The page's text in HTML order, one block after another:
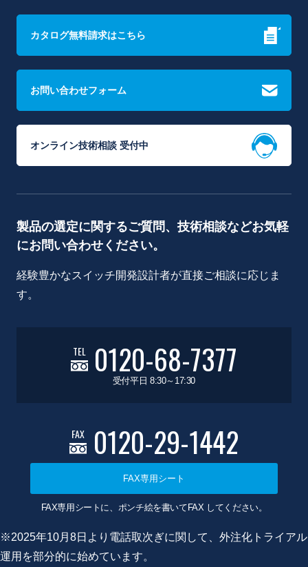
カタログ無料請求はこちら
お問い合わせフォーム
オンライン技術相談 受付中
製品の選定に関するご質問、技術相談などお気軽
にお問い合わせください。
経験豊かなスイッチ開発設計者が直接ご相談に応じま
す。
TEL 0120-68-7377
受付平日 8:30～17:30
FAX 0120-29-1442
FAX専用シート
FAX専用シートに、ポンチ絵を書いてFAX してください。
※2025年10月8日より電話取次ぎに関して、外注化トライアル
運用を部分的に始めています。